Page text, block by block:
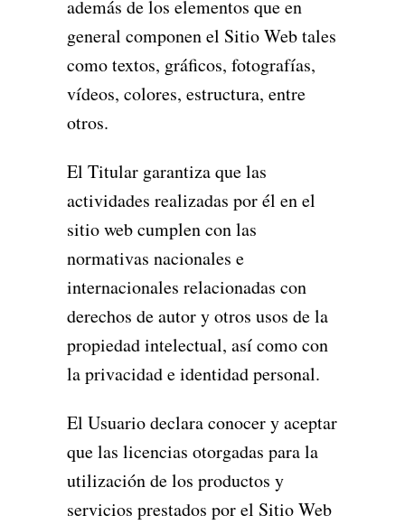
además de los elementos que en
general componen el Sitio Web tales
como textos, gráficos, fotografías,
vídeos, colores, estructura, entre
otros.
El Titular garantiza que las
actividades realizadas por él en el
sitio web cumplen con las
normativas nacionales e
internacionales relacionadas con
derechos de autor y otros usos de la
propiedad intelectual, así como con
la privacidad e identidad personal.
El Usuario declara conocer y aceptar
que las licencias otorgadas para la
utilización de los productos y
servicios prestados por el Sitio Web